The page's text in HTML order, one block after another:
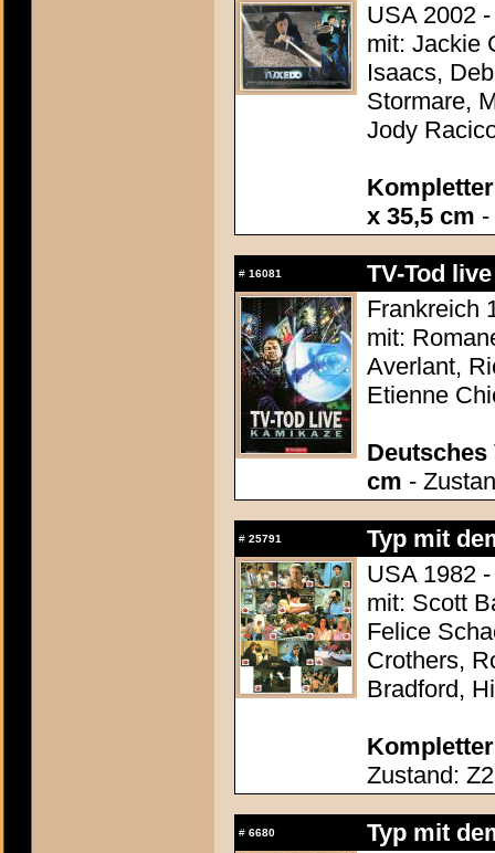
USA 2002
mit: Jackie
Isaacs,
Stormare,
Jody
x 35,5 cm
# 16081
TV-Tod
Frankreich
mit:
Averlant,
Etienne
Deutsches
cm -
# 25791
Typ mit
USA 1982
mit: Scott
Felice
Crothers,
Bradford,
Zustand: Z2
# 6680
Typ mit